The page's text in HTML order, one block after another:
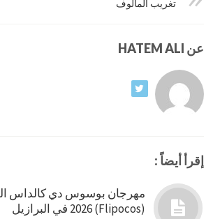
تغريب المألوف
عن HATEM ALI
إقرأ أيضاً :
مهرجان بوسوس دي كالداس
(Flipocos) 2026 في البرازيل